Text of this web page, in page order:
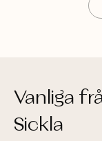
min favorit.
mötesrum och
Alexander Werdi
Vanliga
Sickla